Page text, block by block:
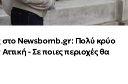
στο Newsbomb.gr: Πολύ κρύο
- Σε ποιες περιοχές θα